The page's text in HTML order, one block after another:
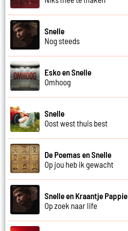
Snelle
Nog steeds
Esko en Snelle
Omhoog
Snelle
Oost west thuis best
De Poemas en Snelle
Op jou heb ik gewacht
Snelle en Kraantje Pappie
Op zoek naar life